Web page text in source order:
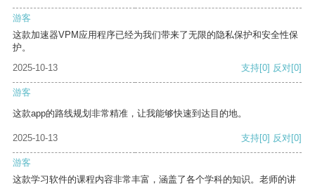
游客
这款加速器VPM应用程序已经为我们带来了无限的隐私保护和安全性保
护。
2025-10-13
支持[0] 反对[0]
游客
这款app的路线规划非常精准，让我能够快速到达目的地。
2025-10-13 支持[0] 反对[0]
游客
这款学习软件的课程内容非常丰富，涵盖了各个学科的知识。老师的讲